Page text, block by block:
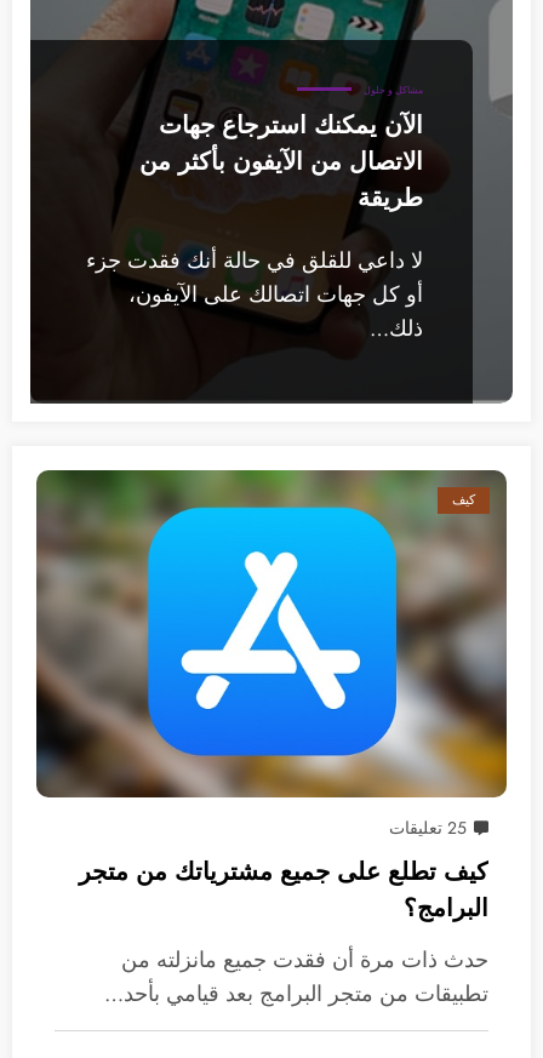
مشاكل و حلول
الآن يمكنك استرجاع جهات
الاتصال من الآيفون بأكثر من
طريقة
لا داعي للقلق في حالة أنك فقدت جزء
أو كل جهات اتصالك على الآيفون،
ذلك…
كيف
25 تعليقات
كيف تطلع على جميع مشترياتك من متجر
البرامج؟
حدث ذات مرة أن فقدت جميع مانزلته من
تطبيقات من متجر البرامج بعد قيامي بأحد…